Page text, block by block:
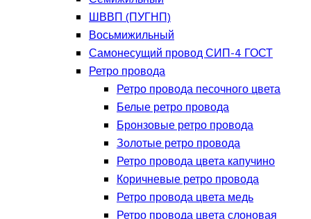
ШВВП (ПУГНП)
Восьмижильный
Самонесущий провод СИП-4 ГОСТ
Ретро провода
Ретро провода песочного цвета
Белые ретро провода
Бронзовые ретро провода
Золотые ретро провода
Ретро провода цвета капучино
Коричневые ретро провода
Ретро провода цвета медь